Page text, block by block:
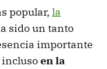
popular, la
sido un tanto
importante
inclusoen la